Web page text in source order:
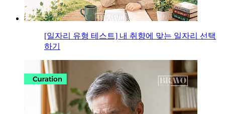
[일자리 유형 테스트] 내 취향에 맞는 일자리 선택
하기